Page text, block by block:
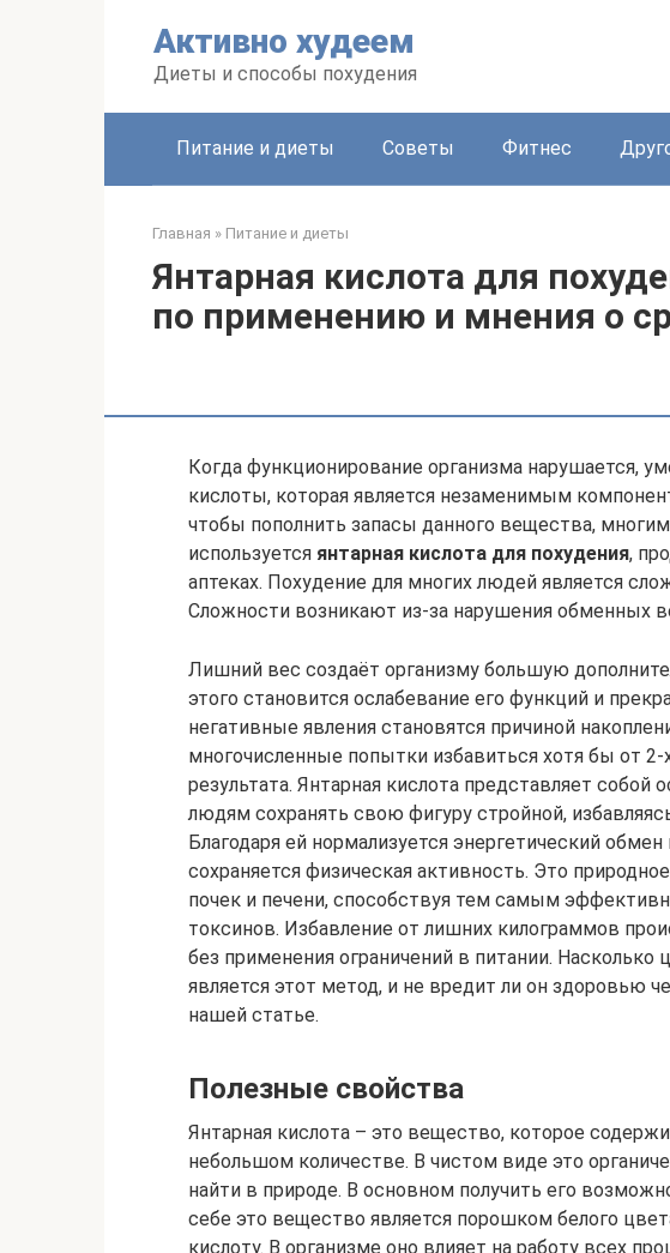
Активно худеем
Диеты и способы похудения
Питание и диеты Советы Фитнес
Главная » Питание и диеты
Янтарная кислота для
по применению и мнения о
Когда функционирование организма нарушается,
кислоты, которая является незаменимым
чтобы пополнить запасы данного вещества,
используется янтарная кислота для похудения,
аптеках. Похудение для многих людей является
Сложности возникают из-за нарушения обменных
Лишний вес создаёт организму большую
этого становится ослабевание его функций и
негативные явления становятся причиной
многочисленные попытки избавиться хотя бы от 2-
результата. Янтарная кислота представляет
людям сохранять свою фигуру стройной,
Благодаря ей нормализуется энергетический обмен
сохраняется физическая активность. Это
почек и печени, способствуя тем самым
токсинов. Избавление от лишних килограммов
без применения ограничений в питании.
является этот метод, и не вредит ли он здоровью
нашей статье.
Полезные свойства
Янтарная кислота – это вещество, которое
небольшом количестве. В чистом виде это
найти в природе. В основном получить его
себе это вещество является порошком белого
кислоту. В организме оно влияет на работу всех